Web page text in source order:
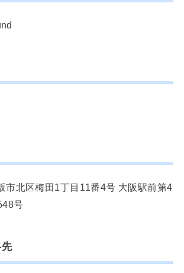
市北区梅田1丁目11番4号 大阪駅前第4
号